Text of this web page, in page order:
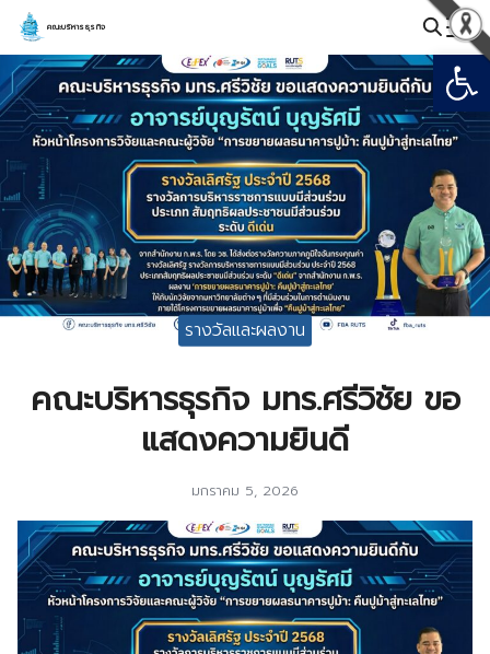
Skip
content
คณะบริหารธุรกิจ
Search
for:
รางวัลและผลงาน
คณะบริหารธุรกิจ มทร.ศรีวิชัย ขอ
แสดงความยินดี
มกราคม 5, 2026